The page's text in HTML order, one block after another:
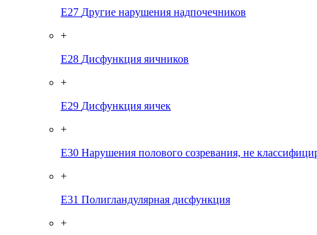
E27 Другие нарушения надпочечников
+
E28 Дисфункция яичников
+
E29 Дисфункция яичек
+
E30 Нарушения полового созревания, не
+
E31 Полигландулярная дисфункция
+